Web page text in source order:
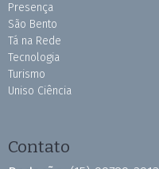
Presença
São Bento
Tá na Rede
Tecnologia
Turismo
Uniso Ciência
Contato